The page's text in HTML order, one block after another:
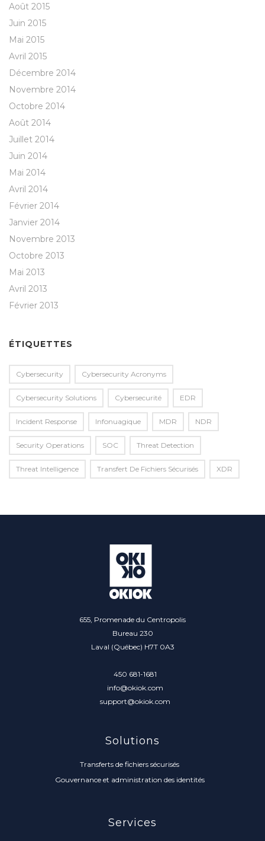
Août 2015
Juin 2015
Mai 2015
Avril 2015
Décembre 2014
Novembre 2014
Octobre 2014
Août 2014
Juillet 2014
Juin 2014
Mai 2014
Avril 2014
Février 2014
Janvier 2014
Novembre 2013
Octobre 2013
Mai 2013
Avril 2013
Février 2013
ÉTIQUETTES
Cybersecurity Cybersecurity Acronyms
Cybersecurity Solutions Cybersecurité EDR
Incident Response Infonuagique MDR NDR
Security Operations SOC Threat Detection
Threat Intelligence Transfert De Fichiers Sécurisés XDR
655, Promenade du Centropolis
Bureau 230
Laval (Québec) H7T 0A3
450 681-1681
info@okiok.com
support@okiok.com
Solutions
Transferts de fichiers sécurisés
Gouvernance et administration des identités
Services